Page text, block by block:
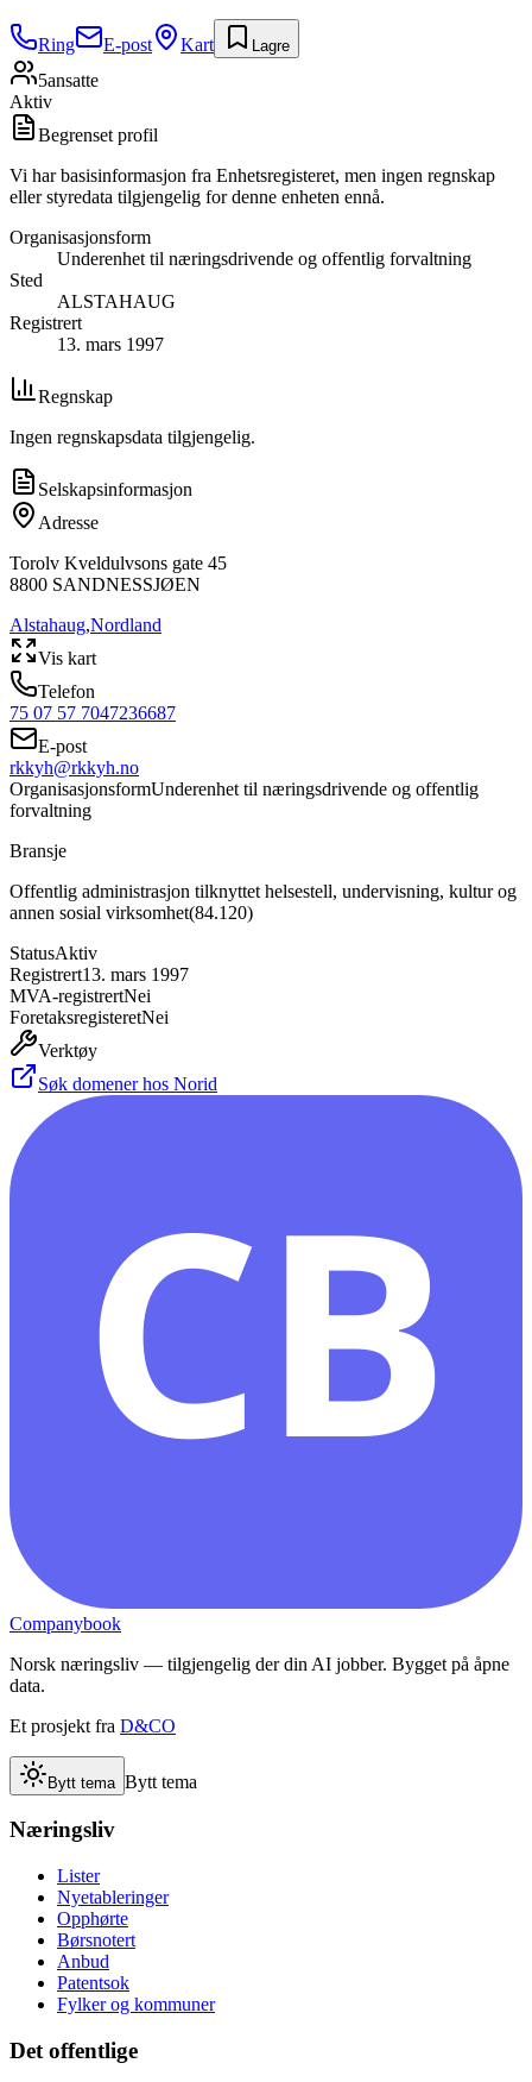
Ring E-post Kart Lagre
5ansatte
Aktiv
Begrenset profil
Vi har basisinformasjon fra Enhetsregisteret, men ingen regnskap
eller styredata tilgjengelig for denne enheten ennå.
Organisasjonsform
Underenhet til næringsdrivende og offentlig forvaltning
Sted
ALSTAHAUG
Registrert
13. mars 1997
Regnskap
Ingen regnskapsdata tilgjengelig.
Selskapsinformasjon
Adresse
Torolv Kveldulvsons gate 45
8800 SANDNESSJØEN
Alstahaug,Nordland
Vis kart
Telefon
75 07 57 7047236687
E-post
rkkyh@rkkyh.no
OrganisasjonsformUnderenhet til næringsdrivende og offentlig
forvaltning
Bransje
Offentlig administrasjon tilknyttet helsestell, undervisning, kultur og
annen sosial virksomhet(84.120)
StatusAktiv
Registrert13. mars 1997
MVA-registrertNei
ForetaksregisteretNei
Verktøy
Søk domener hos Norid
CB
Companybook
Norsk næringsliv — tilgjengelig der din AI jobber. Bygget på åpne
data.
Et prosjekt fra D&CO
Bytt tema Bytt tema
Næringsliv
Lister
Nyetableringer
Opphørte
Børsnotert
Anbud
Patentsok
Fylker og kommuner
Det offentlige